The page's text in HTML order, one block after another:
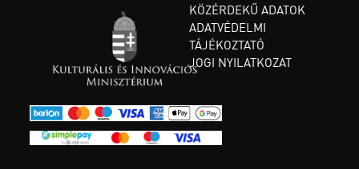
KÖZÉRDEKŰ ADATOK
ADATVÉDELMI
TÁJÉKOZTATÓ
JOGI NYILATKOZAT